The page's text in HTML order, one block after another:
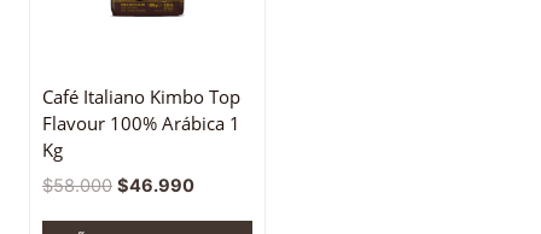
Café Italiano Kimbo Top
Flavour 100% Arábica 1
Kg
$58.000 $46.990